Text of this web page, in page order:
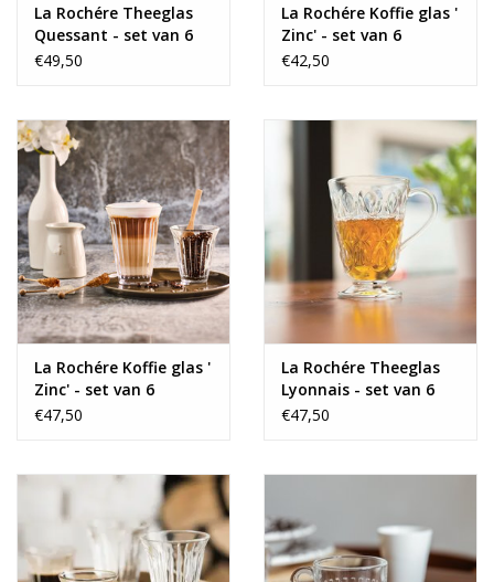
La Rochére Theeglas
Quessant - set van 6
€49,50
La Rochére Koffie glas '
Zinc' - set van 6
€42,50
La Rochére Koffie glas '
Zinc' - set van 6
€47,50
La Rochére Theeglas
Lyonnais - set van 6
€47,50